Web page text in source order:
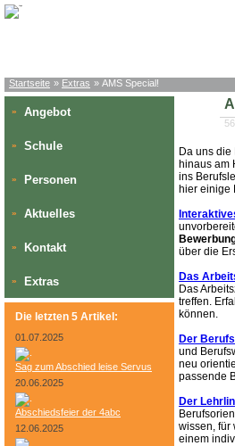
Startseite » Extras » AMS Special!
» Angebot
» Schule
» Personen
» Aktuelles
» Kontakt
» Extras
Die letzten 5 Artikel:
01.07.2025
Sag zum Abschied leise Servus
20.06.2025
Abschiedsfeier der 4abc
12.06.2025
Da uns
hinaus am
ins
hier einige
über die
Das
Das
treffen.
können.
Der
und
neu
passende
Der
wissen, für
einem